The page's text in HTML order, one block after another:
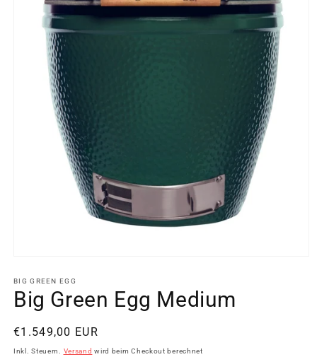
in
Modal
öffnen
BIG GREEN EGG
Big Green Egg Medium
Normaler
Preis
€1.549,00 EUR
Inkl. Steuern. Versand wird beim Checkout berechnet